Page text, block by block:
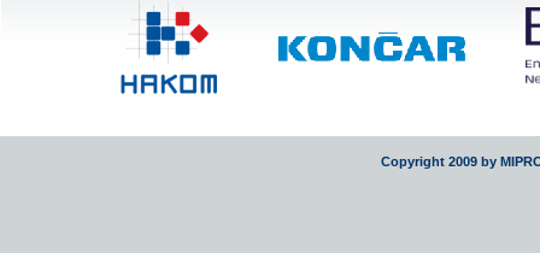
Copyright 2009 by